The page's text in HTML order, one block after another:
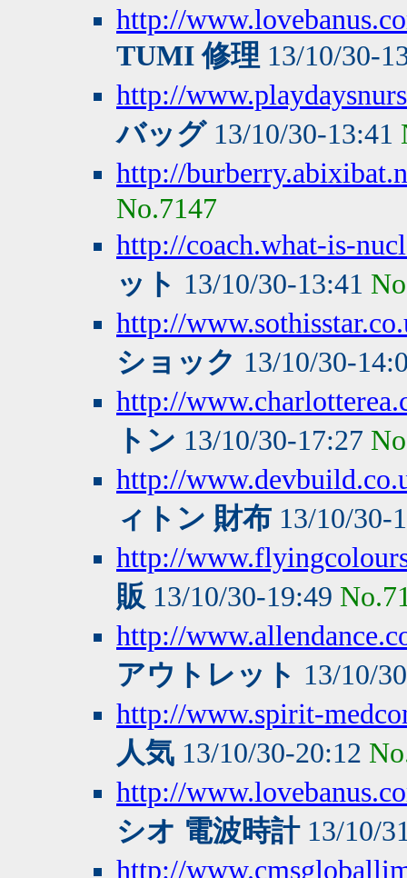
http://
TUMI 修理 13/10/30-
http://
バッグ13/10/30-13:41
http://
No.7147
http://coach.what-is-
ット 13/10/30-13:41
http://
ショック 13/10/30-
http://
トン 13/10/30-17:27
http://
ィトン 財布 13/10/30-
http://
販 13/10/30-19:49
http://
アウトレット 13/10/
http://www.spirit-
人気 13/10/30-20:12
http://
シオ 電波時計13/10/
http://